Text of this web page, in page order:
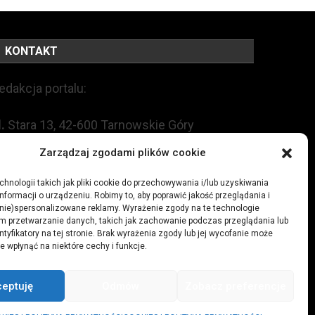
Zarządzaj zgodami plików cookie
takich jak pliki cookie do przechowywania i/lub uzyskiwania
o urządzeniu. Robimy to, aby poprawić jakość przeglądania i
reklamy. Wyrażenie zgody na te technologie
przetwarzanie danych, takich jak zachowanie podczas przeglądania lub
na tej stronie. Brak wyrażenia zgody lub jej wycofanie może
wpłynąć na niektóre cechy i funkcje.
KONTAKT
portalu:
Stara 13, 42-600 Tarnowskie Góry
+48 509 547 822
redakcja@czytamiwiem.pl
biuro@czytamiwiem.pl